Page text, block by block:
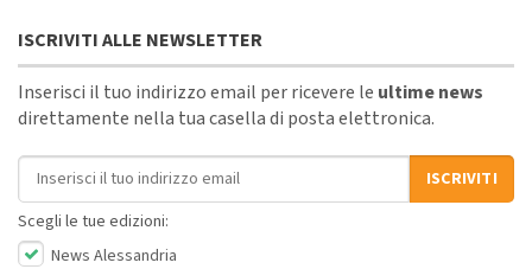
ISCRIVITI ALLE NEWSLETTER
Inserisci il tuo indirizzo email per ricevere le ultime news
direttamente nella tua casella di posta elettronica.
Indirizzo email
ISCRIVITI
Scegli le tue edizioni:
News Alessandria